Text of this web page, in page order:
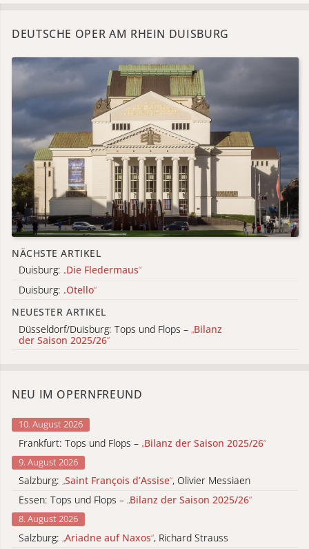
DEUTSCHE OPER AM RHEIN DUISBURG
NÄCHSTE ARTIKEL
Duisburg: „Die Fledermaus“
Duisburg: „Otello“
NEUESTER ARTIKEL
Düsseldorf/Duisburg: Tops und Flops – „Bilanz
der Saison 2025/26“
NEU IM OPERNFREUND
10. August 2026
Frankfurt: Tops und Flops – „Bilanz der Saison 2025/26“
9. August 2026
Salzburg: „Saint François d’Assise“, Olivier Messiaen
Essen: Tops und Flops – „Bilanz der Saison 2025/26“
8. August 2026
Salzburg: „Ariadne auf Naxos“, Richard Strauss